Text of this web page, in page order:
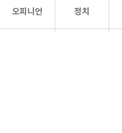
오피니언 정치